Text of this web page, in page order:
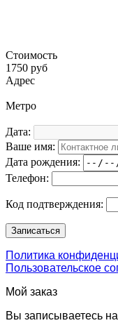
Стоимость
1750 руб
Адрес
Метро
Дата:
Ваше имя:
Дата рождения:
Телефон:
Код подтверждения:
Политика
Пользовательское
Мой заказ
Вы записываетесь